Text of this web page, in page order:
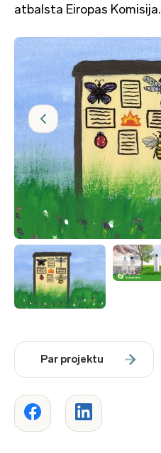
atbalsta Eiropas Komisija.
Par projektu